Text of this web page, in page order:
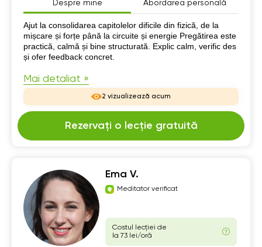
Despre mine Abordarea personală
Despre mine
Ajut la consolidarea capitolelor dificile din fizică, de la
mișcare și forțe până la circuite și energie Pregătirea este
practică, calmă și bine structurată. Explic calm, verific des
și ofer feedback concret.
Mai detaliat »
2 vizualizează acum
Rezervați o lecție gratuită
Ema V.
Meditator verificat
Costul lecției de
la 73 lei/oră